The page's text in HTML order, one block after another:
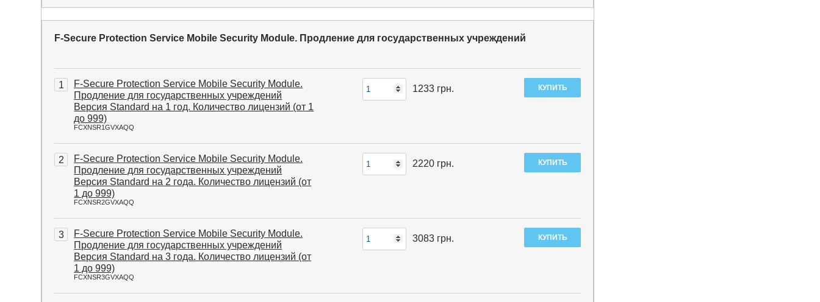
F-Secure Protection Service Mobile Security Module. Продление для государственных учреждений
1
F-Secure Protection Service Mobile Security Module.
Продление для государственных учреждений
Версия Standard на 1 год. Количество лицензий (от 1
до 999)
FCXNSR1GVXAQQ
1233грн.
2
F-Secure Protection Service Mobile Security Module.
Продление для государственных учреждений
Версия Standard на 2 года. Количество лицензий (от
1 до 999)
FCXNSR2GVXAQQ
2220грн.
3
F-Secure Protection Service Mobile Security Module.
Продление для государственных учреждений
Версия Standard на 3 года. Количество лицензий (от
1 до 999)
FCXNSR3GVXAQQ
3083грн.